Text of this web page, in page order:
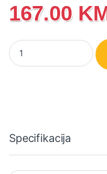
167.00
Blender Gorenje
Specifikacija